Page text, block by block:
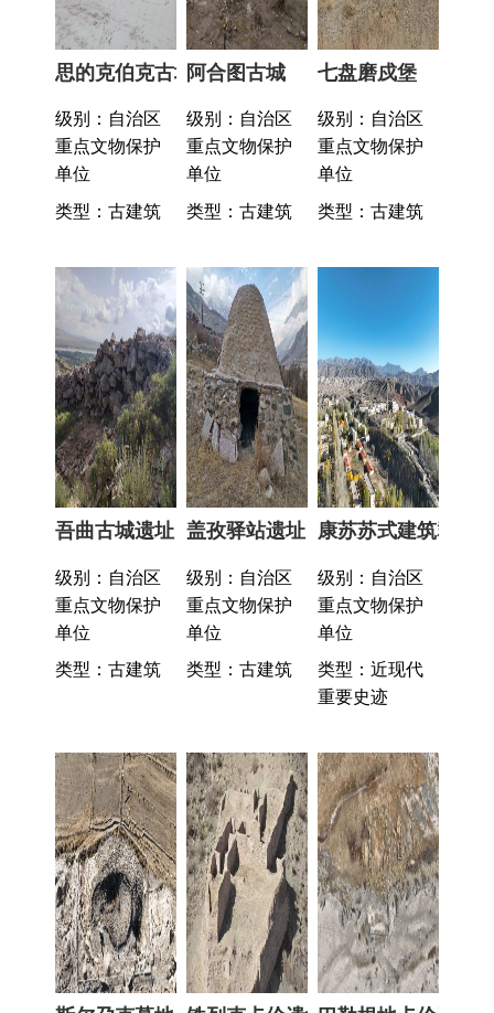
单位
类型：古建筑 类型：古建筑
单位
类型：古建筑
吾曲古城遗址
级别：自治区
重点文物保护
单位
类型：古建筑
盖孜驿站遗址
级别：自治区
重点文物保护
单位
类型：古建筑
康苏苏式建筑群
级别：自治区
重点文物保护
单位
类型：近现代
重要史迹
级别：自治区
重点文物保护
单位
类型：古墓葬
级别：自治区
重点文物保护
单位
类型：古建筑
级别：自治区
重点文物保护
单位
类型：古建筑